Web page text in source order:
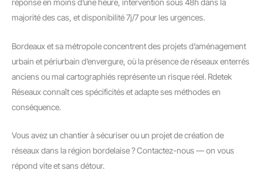
réponse en moins d’une heure, intervention sous 48h dans la
majorité des cas, et disponibilité 7j/7 pour les urgences.
Bordeaux et sa métropole concentrent des projets d’aménagement
urbain et périurbain d’envergure, où la présence de réseaux enterrés
anciens ou mal cartographiés représente un risque réel. Rdetek
Réseaux connaît ces spécificités et adapte ses méthodes en
conséquence.
Vous avez un chantier à sécuriser ou un projet de création de
réseaux dans la région bordelaise ? Contactez-nous — on vous
répond vite et sans détour.